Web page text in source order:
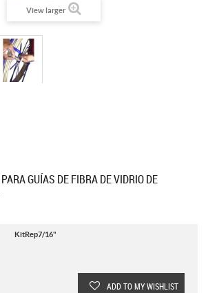
View larger
GUÍAS DE FIBRA DE VIDRIO DE
KitRep7/16"
ADD TO MY WISHLIST